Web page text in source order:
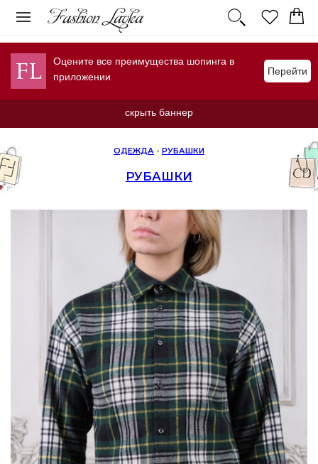
Оцените все преимущества шопинга в
приложении
Перейти
скрыть баннер
ОДЕЖДА - РУБАШКИ
РУБАШКИ